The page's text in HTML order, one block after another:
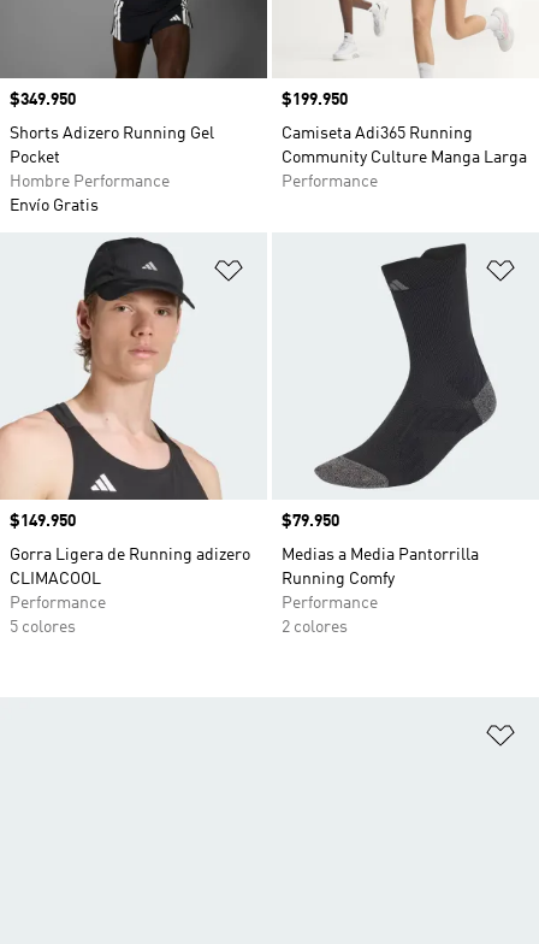
Precio
$349.950
Shorts Adizero Running Gel
Pocket
Hombre Performance
Envío Gratis
Precio
$199.950
Camiseta Adi365 Running
Community Culture Manga Larga
Performance
Añadir a la lista de deseos
Precio
$149.950
Gorra Ligera de Running adizero
CLIMACOOL
Performance
5 colores
Precio
$79.950
Medias a Media Pantorrilla
Running Comfy
Performance
2 colores